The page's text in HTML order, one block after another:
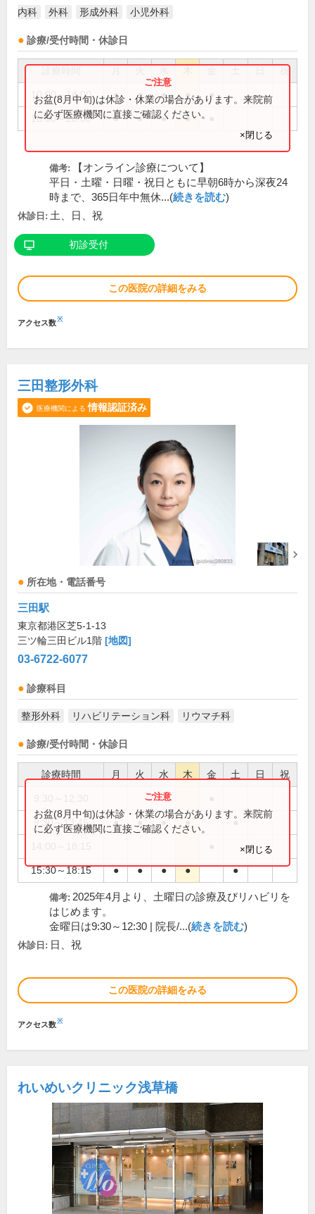
内科 外科 形成外科 小児外科
診療/受付時間・休診日
祝
10:00～14:00 ● ● ● ● ●
16:00～20:00 ● ● ● ●
お盆(8月中旬)は休診・休業の場合があります。来院前
に必ず医療機関に直接ご確認ください。
×閉じる
備考:
【オンライン診療について】
平日・土曜・日曜・祝日ともに早朝6時から深夜24
時まで、365日年中無休...(続きを読む)
休診日: 土、日、祝
初診受付
この医院の詳細をみる
アクセス数※
三田整形外科
医療機関による 情報認証済み
所在地・電話番号
三田駅
東京都港区芝5-1-13
三ツ輪三田ビル1階 [地図]
03-6722-6077
診療科目
整形外科 リハビリテーション科 リウマチ科
診療/受付時間・休診日
診療時間 月 火 水 木 金 土 日 祝
9:30～13:45 ● ● ● ● ●
15:30～18:15 ● ● ● ● ●
お盆(8月中旬)は休診・休業の場合があります。来院前
に必ず医療機関に直接ご確認ください。
×閉じる
備考: 2025年4月より、土曜日の診療及びリハビリを
はじめます。
金曜日は9:30～12:30 | 院長/...(続きを読む)
休診日: 日、祝
この医院の詳細をみる
アクセス数※
れいめいクリニック浅草橋